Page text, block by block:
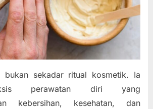
bukan sekadar ritual kosmetik. Ia
perawatan diri yang
kebersihan, kesehatan, dan